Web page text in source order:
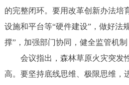
的完整闭环。要用改革创新办法培
设施和平台等“硬件建设”，做好法
撑”，加强部门协同，健全监管机制
会议指出，森林草原火灾突发
高。要坚持底线思维、极限思维，